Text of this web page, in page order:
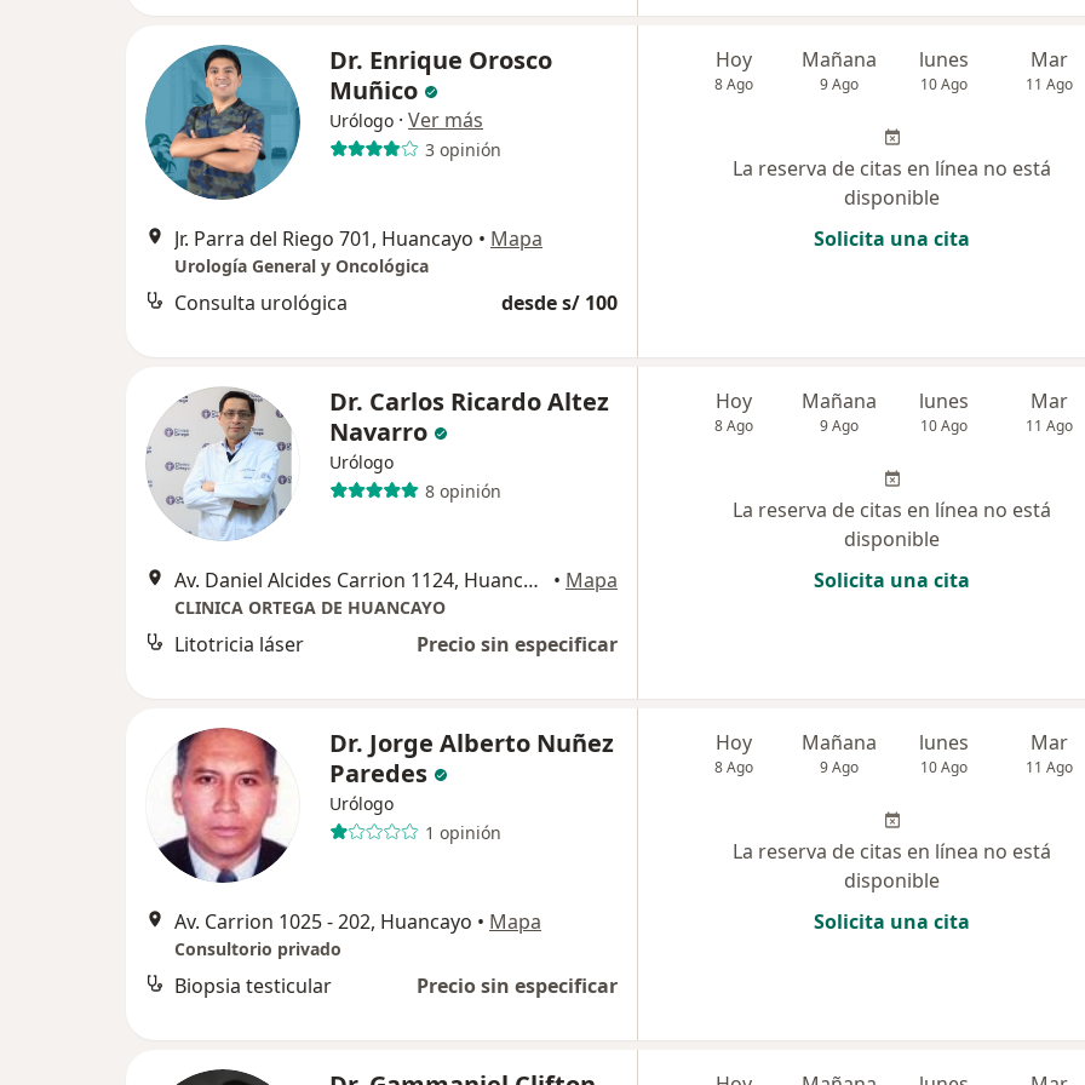
Dr. Enrique Orosco
Muñico
Urólogo · Ver más
3 opinión
Jr. Parra del Riego 701, Huancayo • Mapa
Urología General y Oncológica
Consulta urológica desde s/ 100
Hoy
8 Ago
Mañana
9 Ago
lunes
10 Ago
Mar
11 Ago
La reserva de citas en línea no está
disponible
Solicita una cita
Dr. Carlos Ricardo Altez
Navarro
Urólogo
8 opinión
Av. Daniel Alcides Carrion 1124, Huancayo • Mapa
CLINICA ORTEGA DE HUANCAYO
Litotricia láser Precio sin especificar
Hoy
8 Ago
Mañana
9 Ago
lunes
10 Ago
Mar
11 Ago
La reserva de citas en línea no está
disponible
Solicita una cita
Dr. Jorge Alberto Nuñez
Paredes
Urólogo
1 opinión
Av. Carrion 1025 - 202, Huancayo • Mapa
Consultorio privado
Biopsia testicular Precio sin especificar
Hoy
8 Ago
Mañana
9 Ago
lunes
10 Ago
Mar
11 Ago
La reserva de citas en línea no está
disponible
Solicita una cita